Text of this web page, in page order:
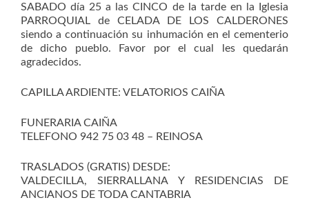
SABADO día 25 a las CINCO de la tarde en la Iglesia
PARROQUIAL de CELADA DE LOS CALDERONES
siendo a continuación su inhumación en el cementerio
de dicho pueblo. Favor por el cual les quedarán
agradecidos.
CAPILLA ARDIENTE: VELATORIOS CAIÑA
FUNERARIA CAIÑA
TELEFONO 942 75 03 48 – REINOSA
TRASLADOS (GRATIS) DESDE:
VALDECILLA, SIERRALLANA Y RESIDENCIAS DE
ANCIANOS DE TODA CANTABRIA